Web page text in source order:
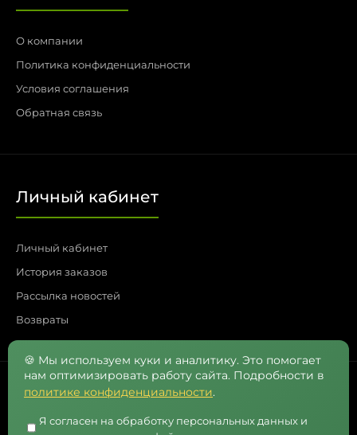
О компании
Политика конфиденциальности
Условия соглашения
Обратная связь
Личный кабинет
Личный кабинет
История заказов
Рассылка новостей
Возвраты
Контакты
🍪 Мы используем куки и аналитику. Это помогает
нам оптимизировать работу сайта. Подробности в
политике конфиденциальности.
Я согласен на обработку персональных данных и